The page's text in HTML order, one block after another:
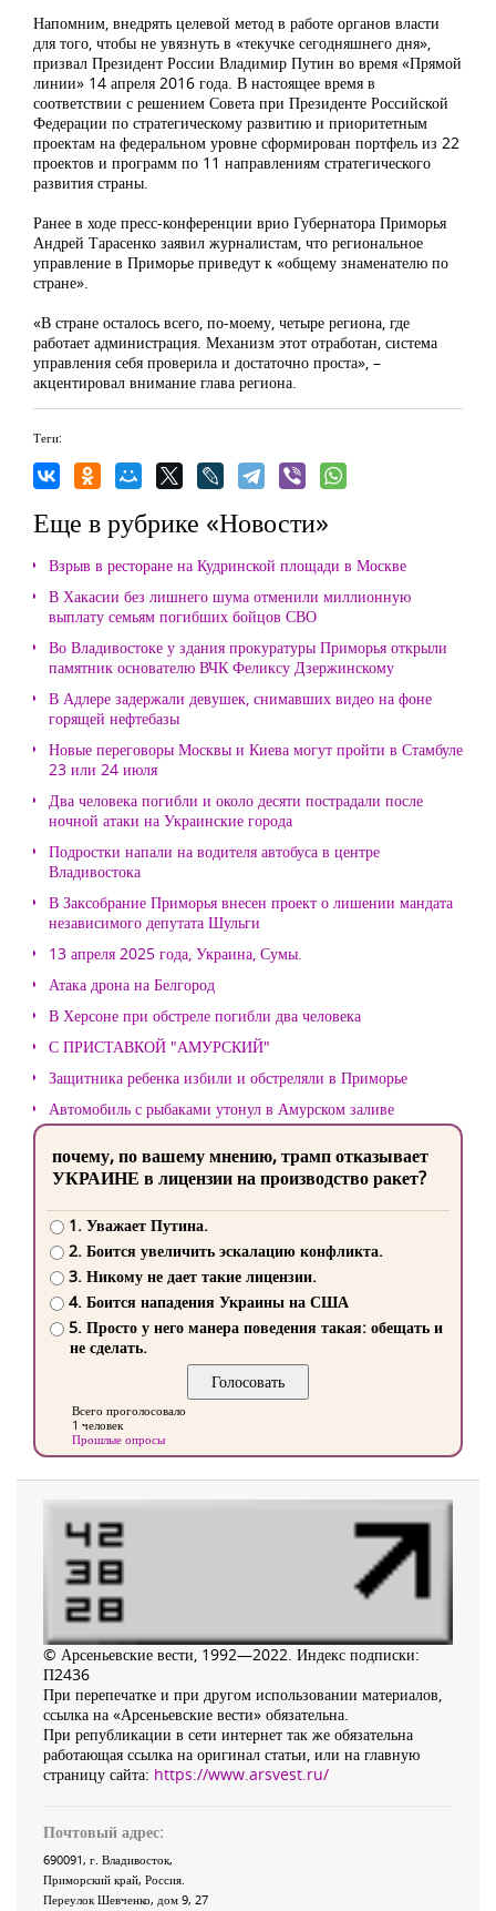
Напомним, внедрять целевой метод в работе органов власти
для того, чтобы не увязнуть в «текучке сегодняшнего дня»,
призвал Президент России Владимир Путин во время «Прямой
линии» 14 апреля 2016 года. В настоящее время в
соответствии с решением Совета при Президенте Российской
Федерации по стратегическому развитию и приоритетным
проектам на федеральном уровне сформирован портфель из 22
проектов и программ по 11 направлениям стратегического
развития страны.
Ранее в ходе пресс-конференции врио Губернатора Приморья
Андрей Тарасенко заявил журналистам, что региональное
управление в Приморье приведут к «общему знаменателю по
стране».
«В стране осталось всего, по-моему, четыре региона, где
работает администрация. Механизм этот отработан, система
управления себя проверила и достаточно проста», –
акцентировал внимание глава региона.
Теги:
Еще в рубрике «Новости»
Взрыв в ресторане на Кудринской площади в Москве
В Хакасии без лишнего шума отменили миллионную
выплату семьям погибших бойцов СВО
Во Владивостоке у здания прокуратуры Приморья открыли
памятник основателю ВЧК Феликсу Дзержинскому
В Адлере задержали девушек, снимавших видео на фоне
горящей нефтебазы
Новые переговоры Москвы и Киева могут пройти в Стамбуле
23 или 24 июля
Два человека погибли и около десяти пострадали после
ночной атаки на Украинские города
Подростки напали на водителя автобуса в центре
Владивостока
В Заксобрание Приморья внесен проект о лишении мандата
независимого депутата Шульги
13 апреля 2025 года, Украина, Сумы.
Атака дрона на Белгород
В Херсоне при обстреле погибли два человека
С ПРИСТАВКОЙ "АМУРСКИЙ"
Защитника ребенка избили и обстреляли в Приморье
Автомобиль с рыбаками утонул в Амурском заливе
почему, по вашему мнению, трамп отказывает
УКРАИНЕ в лицензии на производство ракет?
1. Уважает Путина.
2. Боится увеличить эскалацию конфликта.
3. Никому не дает такие лицензии.
4. Боится нападения Украины на США
5. Просто у него манера поведения такая: обещать и
не сделать.
Всего проголосовало
1 человек
Прошлые опросы
© Арсеньевские вести, 1992—2022. Индекс подписки:
П2436
При перепечатке и при другом использовании материалов,
ссылка на «Арсеньевские вести» обязательна.
При републикации в сети интернет так же обязательна
работающая ссылка на оригинал статьи, или на главную
страницу сайта: https://www.arsvest.ru/
Почтовый адрес:
690091, г. Владивосток,
Приморский край, Россия
Переулок Шевченко, дом 9, 27